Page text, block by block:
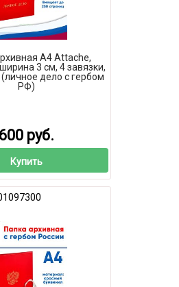
А4 Attache,
3 см, 4 завязки,
(личное дело с гербом
РФ)
600 руб.
Купить